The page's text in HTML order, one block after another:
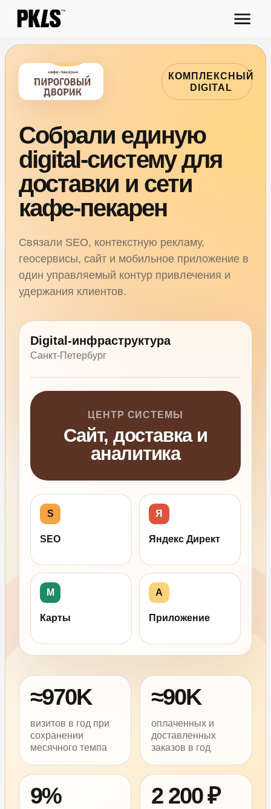
КОМПЛЕКСНЫЙ
DIGITAL
Собрали единую
digital-систему для
доставки и сети
кафе-пекарен
Связали SEO, контекстную рекламу,
геосервисы, сайт и мобильное приложение в
один управляемый контур привлечения и
удержания клиентов.
Digital-инфраструктура
Санкт-Петербург
ЦЕНТР СИСТЕМЫ
Сайт, доставка и
аналитика
S
SEO
Я
Яндекс Директ
М
Карты
A
Приложение
≈970K
визитов в год при
сохранении
месячного темпа
≈90K
оплаченных и
доставленных
заказов в год
9% 2 200 ₽